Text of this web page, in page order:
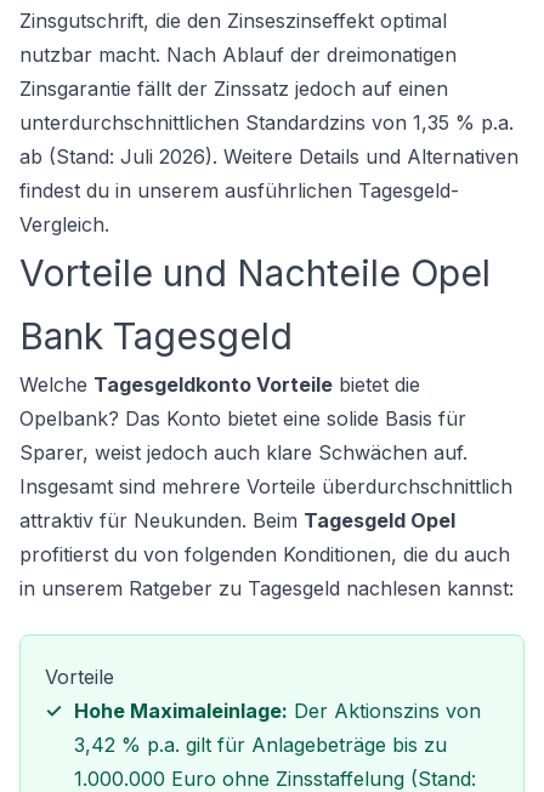
Zinsgutschrift, die den Zinseszinseffekt optimal
nutzbar macht. Nach Ablauf der dreimonatigen
Zinsgarantie fällt der Zinssatz jedoch auf einen
unterdurchschnittlichen Standardzins von 1,35 % p.a.
ab (Stand: Juli 2026). Weitere Details und Alternativen
findest du in unserem ausführlichen Tagesgeld-
Vergleich.
Vorteile und Nachteile Opel
Bank Tagesgeld
Welche Tagesgeldkonto Vorteile bietet die
Opelbank? Das Konto bietet eine solide Basis für
Sparer, weist jedoch auch klare Schwächen auf.
Insgesamt sind mehrere Vorteile überdurchschnittlich
attraktiv für Neukunden. Beim Tagesgeld Opel
profitierst du von folgenden Konditionen, die du auch
in unserem Ratgeber zu Tagesgeld nachlesen kannst:
Vorteile
Hohe Maximaleinlage: Der Aktionszins von
3,42 % p.a. gilt für Anlagebeträge bis zu
1.000.000 Euro ohne Zinsstaffelung (Stand: